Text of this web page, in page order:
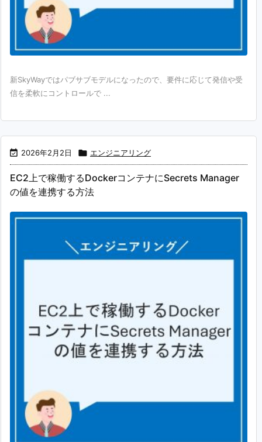
新SkyWayではパブサブモデルになったので、要件に応じて発信や受
信を柔軟にコントロールで ...
 2026年2月2日  エンジニアリング
EC2上で稼働するDockerコンテナにSecrets Manager
の値を連携する方法